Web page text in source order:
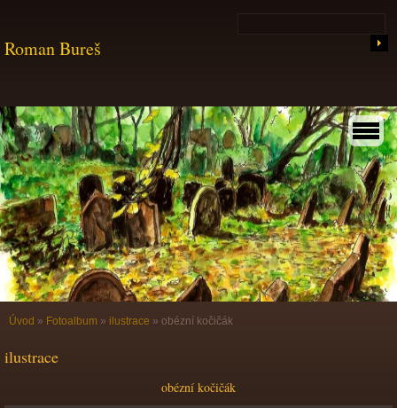
Roman Bureš
Úvod » Fotoalbum » ilustrace » obézní kočičák
ilustrace
obézní kočičák